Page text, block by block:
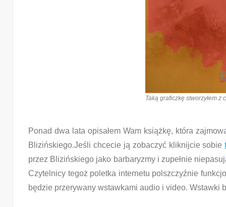
Taką graficzkę stworzyłem z
Ponad dwa lata opisałem Wam książkę, która
Blizińskiego.Jeśli chcecie ją zobaczyć kliknijcie sobie
przez Blizińskiego jako barbaryzmy i zupełnie
Czytelnicy tegoż poletka internetu polszczyźnie
będzie przerywany wstawkami audio i video. Wstawki